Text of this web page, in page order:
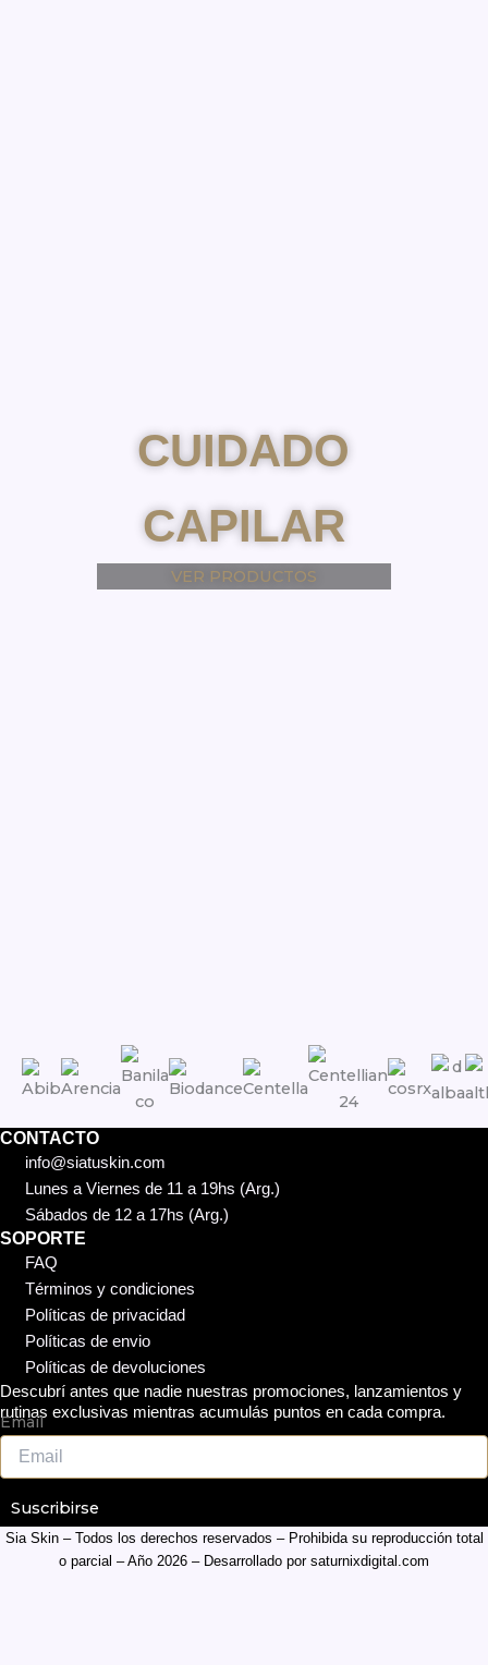
CUIDADO
CAPILAR
VER PRODUCTOS
CONTACTO
info@siatuskin.com
Lunes a Viernes de 11 a 19hs (Arg.)
Sábados de 12 a 17hs (Arg.)
SOPORTE
FAQ
Términos y condiciones
Políticas de privacidad
Políticas de envio
Políticas de devoluciones
Descubrí antes que nadie nuestras promociones, lanzamientos y
rutinas exclusivas mientras acumulás puntos en cada compra.
Email
Suscribirse
Sia Skin – Todos los derechos reservados – Prohibida su reproducción total
o parcial – Año 2026 – Desarrollado por saturnixdigital.com